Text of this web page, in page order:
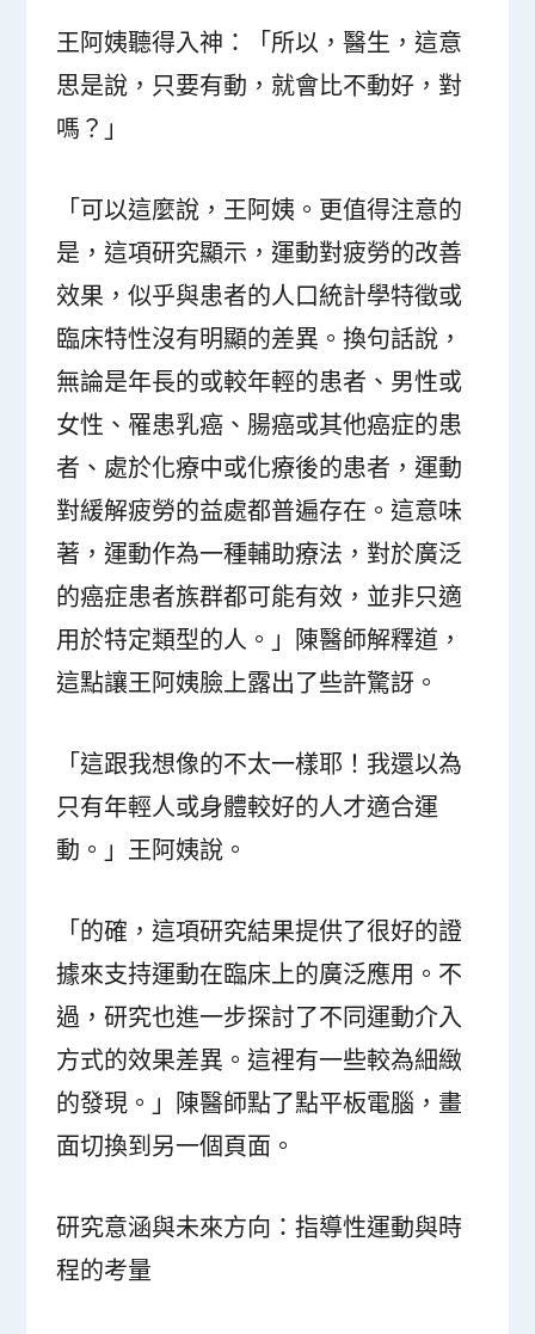
王阿姨聽得入神：「所以，醫生，這意
思是說，只要有動，就會比不動好，對
嗎？」
「可以這麼說，王阿姨。更值得注意的
是，這項研究顯示，運動對疲勞的改善
效果，似乎與患者的人口統計學特徵或
臨床特性沒有明顯的差異。換句話說，
無論是年長的或較年輕的患者、男性或
女性、罹患乳癌、腸癌或其他癌症的患
者、處於化療中或化療後的患者，運動
對緩解疲勞的益處都普遍存在。這意味
著，運動作為一種輔助療法，對於廣泛
的癌症患者族群都可能有效，並非只適
用於特定類型的人。」陳醫師解釋道，
這點讓王阿姨臉上露出了些許驚訝。
「這跟我想像的不太一樣耶！我還以為
只有年輕人或身體較好的人才適合運
動。」王阿姨說。
「的確，這項研究結果提供了很好的證
據來支持運動在臨床上的廣泛應用。不
過，研究也進一步探討了不同運動介入
方式的效果差異。這裡有一些較為細緻
的發現。」陳醫師點了點平板電腦，畫
面切換到另一個頁面。
研究意涵與未來方向：指導性運動與時
程的考量